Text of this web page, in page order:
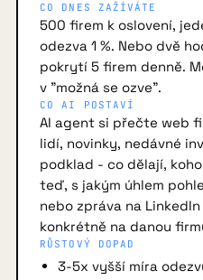
CO DNES ZAŽÍVÁTE
500 firem k oslovení,
odezva 1 %. Nebo dvě
pokrytí 5 firem denně.
v "možná se ozve".
CO AI POSTAVÍ
AI agent si přečte web
lidí, novinky, nedávné
podklad - co dělají,
teď, s jakým úhlem
nebo zpráva na
konkrétně na danou
RŮSTOVÝ DOPAD
3-5x vyšší míra